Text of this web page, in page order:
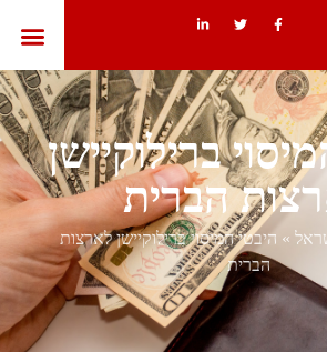
ברילוקיישן
הברית
» היבטי המיסוי ברילוקיישן לארצות
הברית